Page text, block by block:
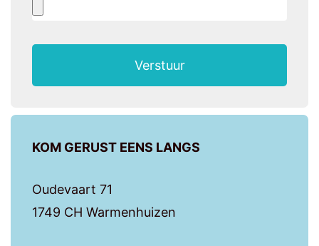
Verstuur
KOM GERUST EENS LANGS
Oudevaart 71
1749 CH Warmenhuizen